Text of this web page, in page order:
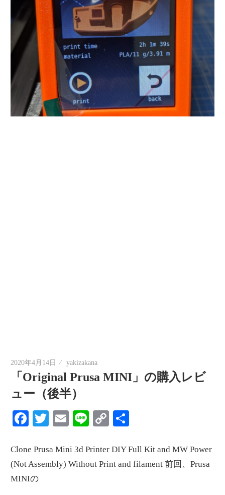
2020年4月14日 yakizakana
「Original Prusa MINI」の購入レビ
ュー（後半）
Facebook
Twitter
EmailLineCopy
Clone Prusa Mini 3d Printer DIY Full Kit and MW Power
(Not Assembly) Without Print and filament 前回、Prusa
MINIの